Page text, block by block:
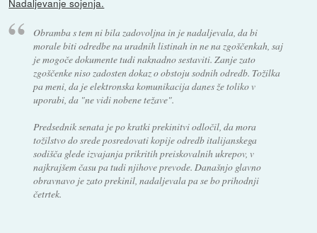
Nadaljevanje sojenja.
Obramba s tem ni bila zadovoljna in je nadaljevala, da bi
morale biti odredbe na uradnih listinah in ne na zgoščenkah, saj
je mogoče dokumente tudi naknadno sestaviti. Zanje zato
zgoščenke niso zadosten dokaz o obstoju sodnih odredb. Tožilka
pa meni, da je elektronska komunikacija danes že toliko v
uporabi, da "ne vidi nobene težave".
Predsednik senata je po kratki prekinitvi odločil, da mora
tožilstvo do srede posredovati kopije odredb italijanskega
sodišča glede izvajanja prikritih preiskovalnih ukrepov, v
najkrajšem času pa tudi njihove prevode. Današnjo glavno
obravnavo je zato prekinil, nadaljevala pa se bo prihodnji
četrtek.